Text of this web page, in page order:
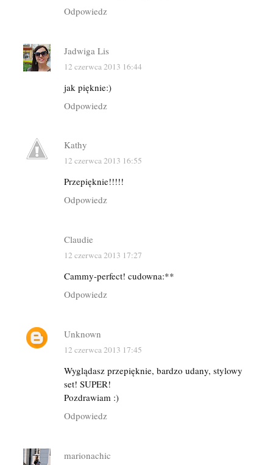
Odpowiedz
Jadwiga Lis
12 czerwca 2013 16:44
jak pięknie:)
Odpowiedz
Kathy
12 czerwca 2013 16:55
Przepięknie!!!!!
Odpowiedz
Claudie
12 czerwca 2013 17:27
Cammy-perfect! cudowna:**
Odpowiedz
Unknown
12 czerwca 2013 17:45
Wyglądasz przepięknie, bardzo udany, stylowy
set! SUPER!
Pozdrawiam :)
Odpowiedz
marionachic